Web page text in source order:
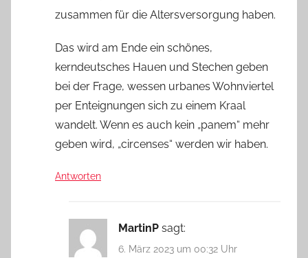
zusammen für die Altersversorgung haben.
Das wird am Ende ein schönes,
kerndeutsches Hauen und Stechen geben
bei der Frage, wessen urbanes Wohnviertel
per Enteignungen sich zu einem Kraal
wandelt. Wenn es auch kein „panem“ mehr
geben wird, „circenses“ werden wir haben.
Antworten
MartinP sagt:
6. März 2023 um 00:32 Uhr